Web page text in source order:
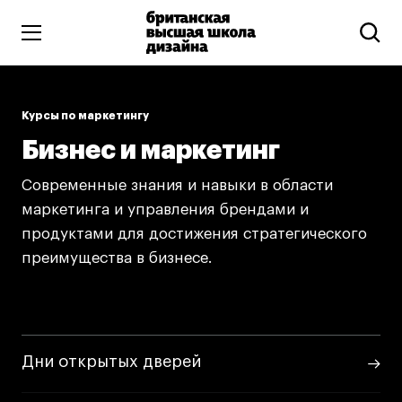
Подготовительные курсы
Бизнес и маркетинг
Все программы
Иллюстрация
Современное искусство
Курсы по маркетингу
Бизнес и маркетинг
Современные знания и навыки в области
маркетинга и управления брендами и
продуктами для достижения стратегического
преимущества в бизнесе.
Дни открытых дверей